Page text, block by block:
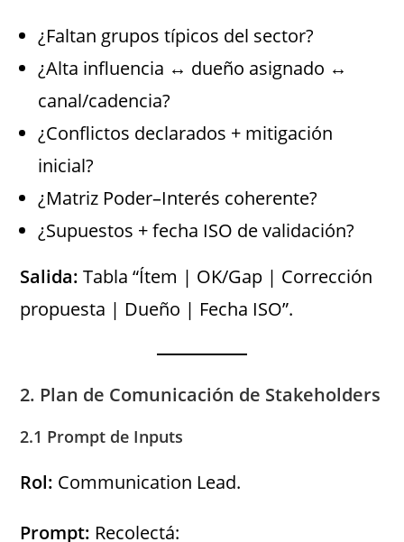
¿Faltan grupos típicos del sector?
¿Alta influencia ↔ dueño asignado ↔
canal/cadencia?
¿Conflictos declarados + mitigación
inicial?
¿Matriz Poder–Interés coherente?
¿Supuestos + fecha ISO de validación?
Salida: Tabla “Ítem | OK/Gap | Corrección
propuesta | Dueño | Fecha ISO”.
2. Plan de Comunicación de Stakeholders
2.1 Prompt de Inputs
Rol: Communication Lead.
Prompt: Recolectá: